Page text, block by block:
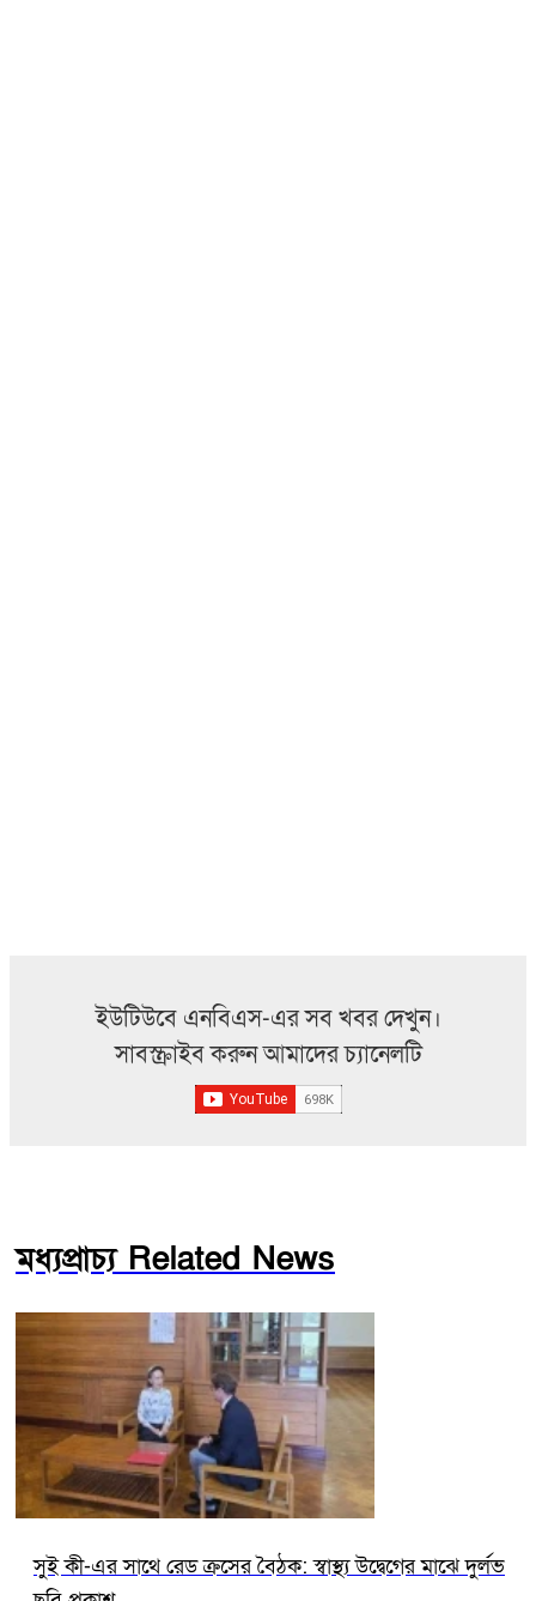
ইউটিউবে এনবিএস-এর সব খবর দেখুন।
সাবস্ক্রাইব করুন আমাদের চ্যানেলটি
মধ্যপ্রাচ্য Related News
সুই কী-এর সাথে রেড ক্রসের বৈঠক: স্বাস্থ্য উদ্বেগের মাঝে দুর্লভ